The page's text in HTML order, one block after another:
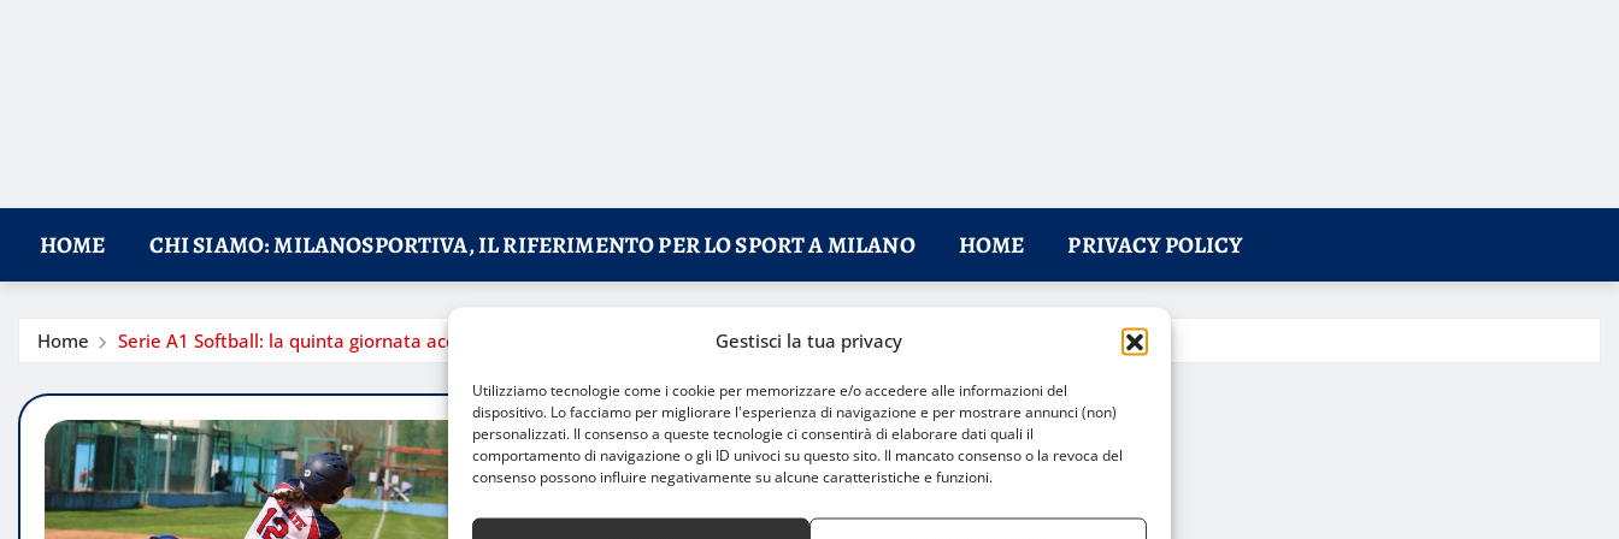
Gestisci la tua privacy
Utilizziamo tecnologie come i cookie per memorizzare e/o accedere alle informazioni del
dispositivo. Lo facciamo per migliorare l'esperienza di navigazione e per mostrare annunci (non)
personalizzati. Il consenso a queste tecnologie ci consentirà di elaborare dati quali il
comportamento di navigazione o gli ID univoci su questo sito. Il mancato consenso o la revoca del
consenso possono influire negativamente su alcune caratteristiche e funzioni.
HOME CHI SIAMO: MILANOSPORTIVA, IL RIFERIMENTO PER LO SPORT A MILANO HOME PRIVACY POLICY
Home Serie A1 Softball: la quinta giornata accende la lotta per i Playoff